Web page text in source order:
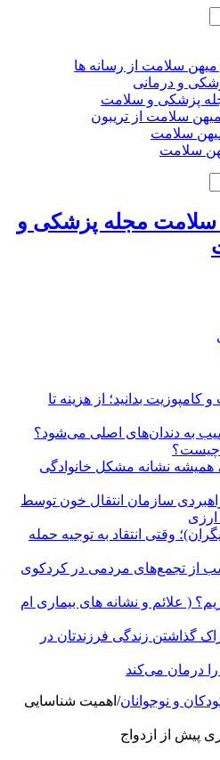
سلامت از رسانه ها
و درمانی
پزشکی و سلامت
سلامت از تریبون
سلامت
سلامت
سلامت مجله پزشکی و
کامپوزیت بدانید؛ از هزینه تا
به دندان‌های اصلی می‌شود؟
چیست؟
همیشه نشانه مشکل خانوادگی
سازمان انتقال خون توسط
وقتی انتقاد به توجیه حمله
از تجمع‌های مردمی در کردکوی
( علائم و نشانه های بیماری ام
گذاشتن زندگی فرزندتان در
را درمان می‌کند
و نوجوانان/ اهمیت شناسایی